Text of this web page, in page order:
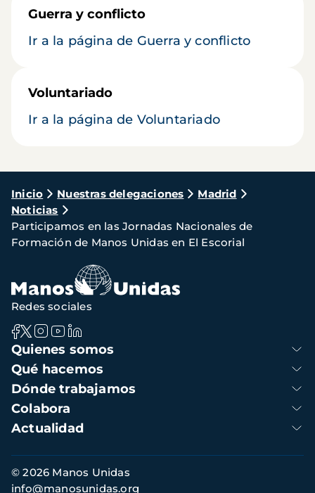
Guerra y conflicto
Ir a la página de Guerra y conflicto
Voluntariado
Ir a la página de Voluntariado
Ruta
de
navegación
Inicio Nuestras delegaciones
Madrid
Noticias
Participamos en las Jornadas Nacionales de
Formación de Manos Unidas en El Escorial
Navegación
principal
Quienes somos
Qué hacemos
Dónde trabajamos
Colabora
Actualidad
Redes sociales
Información
de
© 2026 Manos Unidas
info@manosunidas.org